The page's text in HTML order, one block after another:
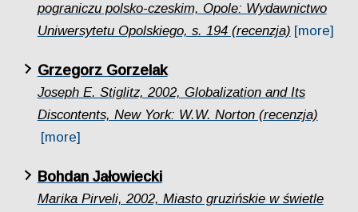
pograniczu polsko-czeskim, Opole: Wydawnictwo
Uniwersytetu Opolskiego, s. 194 (recenzja) [more]
Grzegorz Gorzelak
Joseph E. Stiglitz, 2002, Globalization and Its
Discontents, New York: W.W. Norton (recenzja)
[more]
Bohdan Jałowiecki
Marika Pirveli, 2002, Miasto gruzińskie w świetle